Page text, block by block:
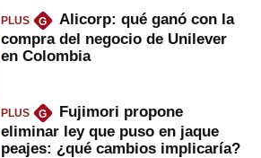
PLUS G
Alicorp: qué ganó con la
compra del negocio de Unilever
en Colombia
PLUS G
Fujimori propone
eliminar ley que puso en jaque
peajes: ¿qué cambios implicaría?